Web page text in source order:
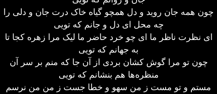
چون همه جان روید و دل همچو گیاه خاک درت جان و دلی را
چه محل ای دل و جانم که تویی
ای نظرت ناظر ما ای چو خرد حاضر ما لیک مرا زهره کجا تا
به جهانم که تویی
چون تو مرا گوش کشان بردی از آن جا که منم بر سر آن
منظره‌ها هم بنشانم که تویی
مستم و تو مست ز من سهو و خطا جست ز من من نرسم